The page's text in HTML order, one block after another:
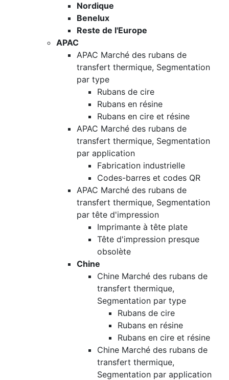
Nordique
Benelux
Reste de l'Europe
APAC
APAC Marché des rubans de
transfert thermique, Segmentation
par type
Rubans de cire
Rubans en résine
Rubans en cire et résine
APAC Marché des rubans de
transfert thermique, Segmentation
par application
Fabrication industrielle
Codes-barres et codes QR
APAC Marché des rubans de
transfert thermique, Segmentation
par tête d'impression
Imprimante à tête plate
Tête d'impression presque
obsolète
Chine
Chine Marché des rubans de
transfert thermique,
Segmentation par type
Rubans de cire
Rubans en résine
Rubans en cire et résine
Chine Marché des rubans de
transfert thermique,
Segmentation par application